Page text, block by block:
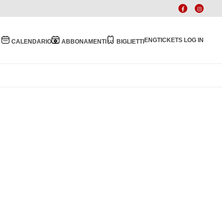
CALENDARIO ABBONAMENTI BIGLIETTIENGTICKETS LOG IN